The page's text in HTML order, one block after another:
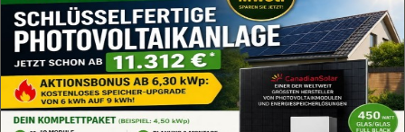
beraten lassen — bevor das Fenster schließt.
Energie "jeder machts" - Reduzierung |
Produktion | Optimierung -
Termine